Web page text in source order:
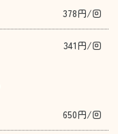
378円/回
341円/回
650円/回